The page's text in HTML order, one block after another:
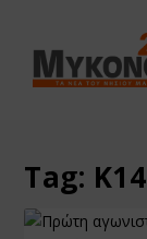
Tag: Κ14